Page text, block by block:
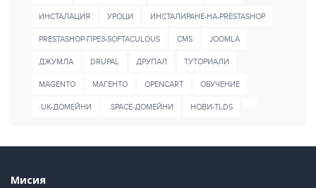
ИНСТАЛАЦИЯ УРОЦИ ИНСТАЛИРАНЕ-НА-PRESTASHOP
PRESTASHOP-ПРЕЗ-SOFTACULOUS CMS JOOMLA
ДЖУМЛА DRUPAL ДРУПАЛ ТУТОРИАЛИ
MAGENTO МАГЕНТО OPENCART ОБУЧЕНИЕ
.UK-ДОМЕЙНИ .SPACE-ДОМЕЙНИ НОВИ-TLDS
Мисия